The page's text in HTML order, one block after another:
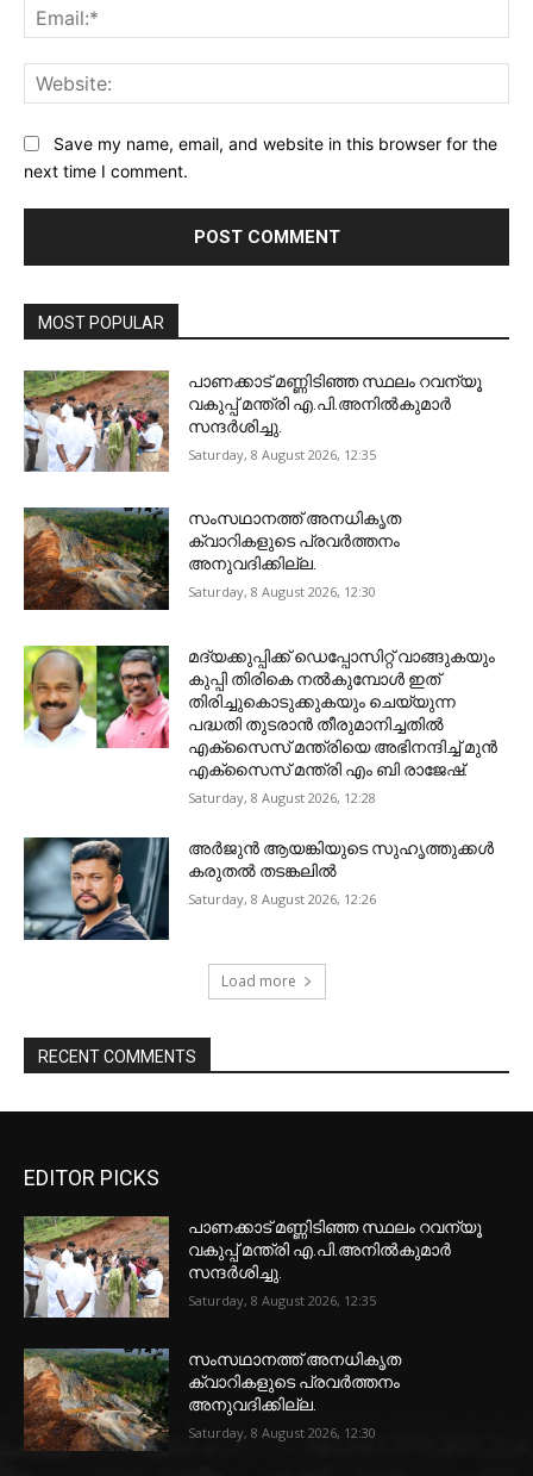
Save my name, email, and website in this browser for the
next time I comment.
MOST POPULAR
പാണക്കാട് മണ്ണിടിഞ്ഞ സ്ഥലം റവന്യൂ
വകുപ്പ് മന്ത്രി എ.പി.അനിൽകുമാർ
സന്ദർശിച്ചു.
Saturday, 8 August 2026, 12:35
സംസഥാനത്ത് അനധികൃത
ക്വാറികളുടെ പ്രവര്‍ത്തനം
അനുവദിക്കില്ല.
Saturday, 8 August 2026, 12:30
മദ്യക്കുപ്പിക്ക് ഡെപ്പോസിറ്റ് വാങ്ങുകയും
കുപ്പി തിരികെ നല്‍കുമ്പോള്‍ ഇത്
തിരിച്ചുകൊടുക്കുകയും ചെയ്യുന്ന
പദ്ധതി തുടരാന്‍ തീരുമാനിച്ചതില്‍
എക്‌സൈസ് മന്ത്രിയെ അഭിനന്ദിച്ച് മുന്‍
എക്‌സൈസ് മന്ത്രി എം ബി രാജേഷ്.
Saturday, 8 August 2026, 12:28
അ‍ർജുൻ ആയങ്കിയുടെ സുഹൃത്തുക്കൾ
കരുതൽ തടങ്കലിൽ
Saturday, 8 August 2026, 12:26
Load more
RECENT COMMENTS
EDITOR PICKS
പാണക്കാട് മണ്ണിടിഞ്ഞ സ്ഥലം റവന്യൂ
വകുപ്പ് മന്ത്രി എ.പി.അനിൽകുമാർ
സന്ദർശിച്ചു.
Saturday, 8 August 2026, 12:35
സംസഥാനത്ത് അനധികൃത
ക്വാറികളുടെ പ്രവര്‍ത്തനം
അനുവദിക്കില്ല.
Saturday, 8 August 2026, 12:30